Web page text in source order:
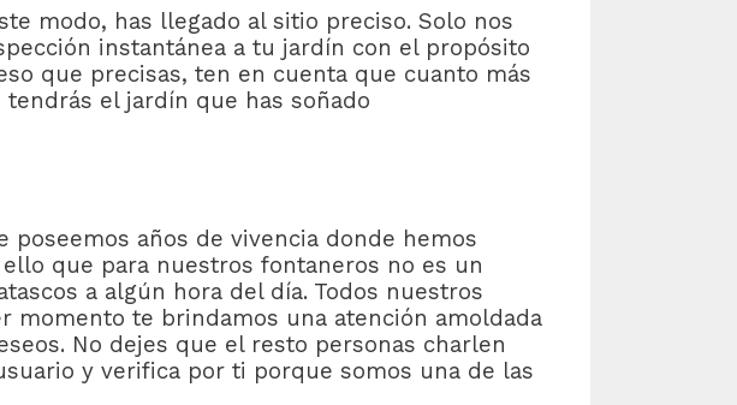
modo, has llegado al sitio preciso. Solo nos
instantánea a tu jardín con el propósito
que precisas, ten en cuenta que cuanto más
el jardín que has soñado
poseemos años de vivencia donde hemos
que para nuestros fontaneros no es un
a algún hora del día. Todos nuestros
te brindamos una atención amoldada
No dejes que el resto personas charlen
y verifica por ti porque somos una de las